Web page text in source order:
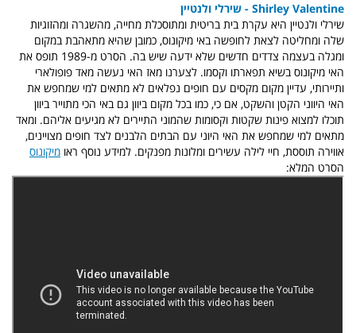
Shirley Valentine - שירלי ולנטיין
שירלי ולנטיין היא עקרת בית בריטית ומתוסכלת מחייה, מהשגרה ומהזוגיות
שלה ומחליטה לצאת לחופשה באי מיקונוס, כמובן שהיא מתאהבת במקום
ומגלה בעצמה צדדים חדשים שלא ידעה שיש בה. הסרט מ-1989 תופס את
האי מיקונוס בשיא תפארתו וקסמו. לצערנו מאז האי נעשה מאד פופולארי
ותיירותי, עדיין מקום מקסים עם חופים נפלאים לא מתאים למי שמחפש את
האי היווני הקטן והשקט, אם כי, כמו בכל מקום ביוון גם באי הכי מתוייר ביוון
תוכלו למצוא פינות שקטות וקסומות שהמוני התיירים לא מגיעים אליהם. ומאד
מתאים למי שמחפש את האי היוני עם הבתים הלבנים לצד חופים מצויינים,
אווירה תוססת, חיי לילה עשירים ומלונות מפנקים. למידע נוסף ראו מיקונוס
הסרט המלא: